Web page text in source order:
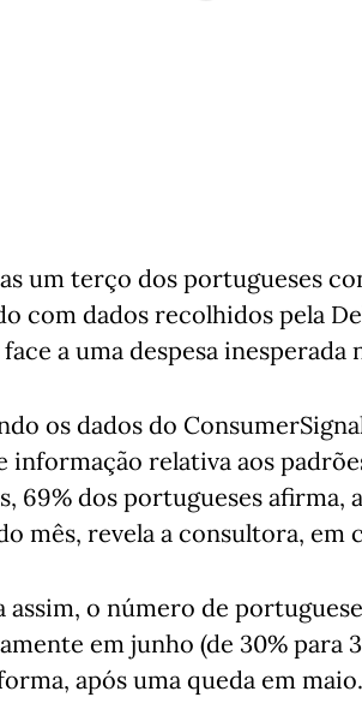
um terço dos portugueses
com dados recolhidos pela
a uma despesa inesperada
os dados do
informação relativa aos
69% dos portugueses
mês, revela a consultora, em
assim, o número de
em junho (de 30% para
após uma queda em maio.